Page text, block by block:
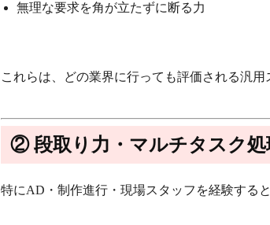
無理な要求を角が立たずに断る力
これらは、 どの業界に行っても評価される汎用
② 段取り力・マルチタスク処
特にAD・制作進行・現場スタッフを経験すると